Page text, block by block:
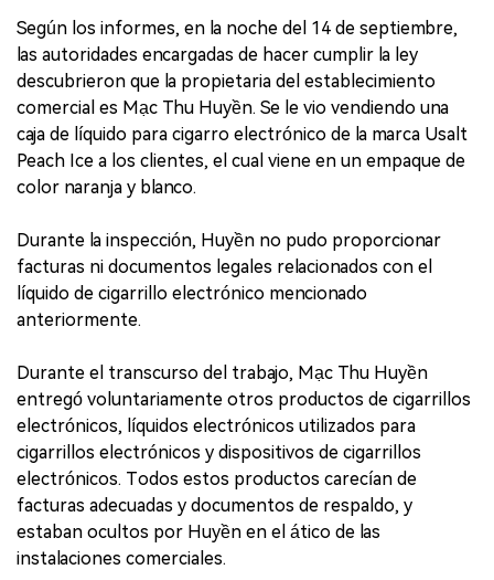
Según los informes, en la noche del 14 de septiembre,
las autoridades encargadas de hacer cumplir la ley
descubrieron que la propietaria del establecimiento
comercial es Mạc Thu Huyền. Se le vio vendiendo una
caja de líquido para cigarro electrónico de la marca Usalt
Peach Ice a los clientes, el cual viene en un empaque de
color naranja y blanco.
Durante la inspección, Huyền no pudo proporcionar
facturas ni documentos legales relacionados con el
líquido de cigarrillo electrónico mencionado
anteriormente.
Durante el transcurso del trabajo, Mạc Thu Huyền
entregó voluntariamente otros productos de cigarrillos
electrónicos, líquidos electrónicos utilizados para
cigarrillos electrónicos y dispositivos de cigarrillos
electrónicos. Todos estos productos carecían de
facturas adecuadas y documentos de respaldo, y
estaban ocultos por Huyền en el ático de las
instalaciones comerciales.